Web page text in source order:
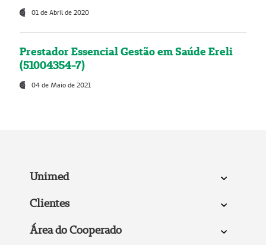
01 de Abril de 2020
Prestador Essencial Gestão em Saúde Ereli
(51004354-7)
04 de Maio de 2021
Unimed
Clientes
Área do Cooperado